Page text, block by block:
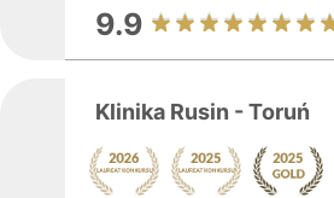
9.9
Klinika Rusin - Toruń